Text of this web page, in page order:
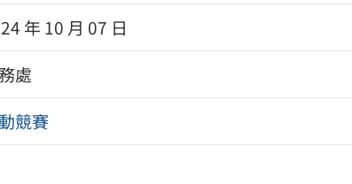
年 10 月 07 日
處
競賽